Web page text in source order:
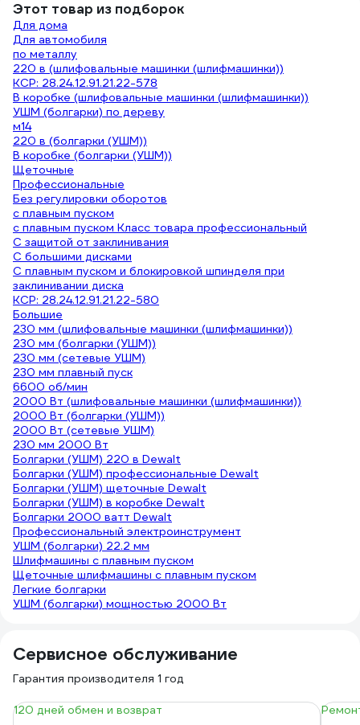
Этот товар из подборок
Для дома
Для автомобиля
по металлу
220 в (шлифовальные машинки (шлифмашинки))
КСР: 28.24.12.91.21.22-578
В коробке (шлифовальные машинки (шлифмашинки))
УШМ (болгарки) по дереву
м14
220 в (болгарки (УШМ))
В коробке (болгарки (УШМ))
Щеточные
Профессиональные
Без регулировки оборотов
с плавным пуском
с плавным пуском Класс товара профессиональный
С защитой от заклинивания
С большими дисками
С плавным пуском и блокировкой шпинделя при
заклинивании диска
КСР: 28.24.12.91.21.22-580
Большие
230 мм (шлифовальные машинки (шлифмашинки))
230 мм (болгарки (УШМ))
230 мм (сетевые УШМ)
230 мм плавный пуск
6600 об/мин
2000 Вт (шлифовальные машинки (шлифмашинки))
2000 Вт (болгарки (УШМ))
2000 Вт (сетевые УШМ)
230 мм 2000 Вт
Болгарки (УШМ) 220 в Dewalt
Болгарки (УШМ) профессиональные Dewalt
Болгарки (УШМ) щеточные Dewalt
Болгарки (УШМ) в коробке Dewalt
Болгарки 2000 ватт Dewalt
Профессиональный электроинструмент
УШМ (болгарки) 22.2 мм
Шлифмашины с плавным пуском
Щеточные шлифмашины с плавным пуском
Легкие болгарки
УШМ (болгарки) мощностью 2000 Вт
Сервисное обслуживание
Гарантия производителя 1 год
120 дней обмен и возврат